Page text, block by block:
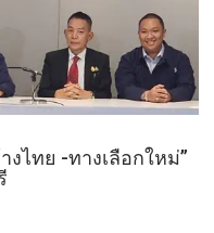
งไทย -ทางเลือกใหม่”